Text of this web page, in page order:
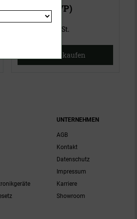
22,00 €(UVP)
15,95 €
inklusive MwSt.
Jetzt kaufen
UNTERNEHMEN
AGB
Kontakt
Datenschutz
Impressum
Karriere
Showroom